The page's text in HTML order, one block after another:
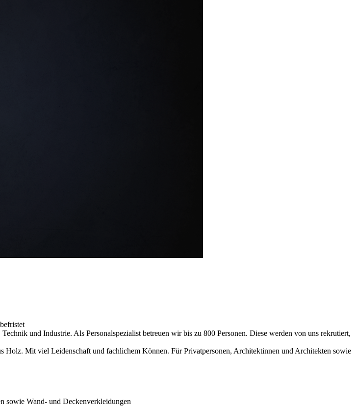
und Industrie. Als Personalspezialist betreuen wir bis zu 800 Personen. Diese werden von uns rekrutiert,
Holz. Mit viel Leidenschaft und fachlichem Können. Für Privatpersonen, Architektinnen und Architekten sowie
sowie Wand- und Deckenverkleidungen